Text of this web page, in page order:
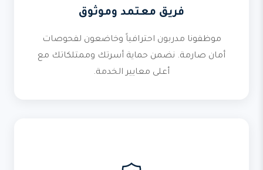
فريق معتمد وموثوق
موظفونا مدربون احترافياً وخاضعون لفحوصات
أمان صارمة. نضمن حماية أسرتك وممتلكاتك مع
أعلى معايير الخدمة.